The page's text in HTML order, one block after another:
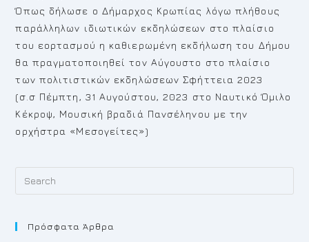
Όπως δήλωσε ο Δήμαρχος Κρωπίας λόγω πλήθους
παράλληλων ιδιωτικών εκδηλώσεων στο πλαίσιο
του εορτασμού η καθιερωμένη εκδήλωση του Δήμου
θα πραγματοποιηθεί τον Αύγουστο στο πλαίσιο
των πολιτιστικών εκδηλώσεων Σφήττεια 2023
(σ.σ Πέμπτη, 31 Αυγούστου, 2023 στο Ναυτικό Όμιλο
Κέκροψ, Μουσική βραδιά Πανσέληνου με την
ορχήστρα «Μεσογείτες»)
Πρόσφατα Άρθρα